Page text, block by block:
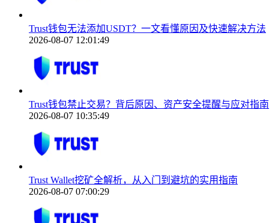
Trust钱包无法添加USDT？一文看懂原因及快速解决方法
2026-08-07 12:01:49
Trust钱包禁止交易？背后原因、资产安全提醒与应对指南
2026-08-07 10:35:49
Trust Wallet挖矿全解析，从入门到避坑的实用指南
2026-08-07 07:00:29